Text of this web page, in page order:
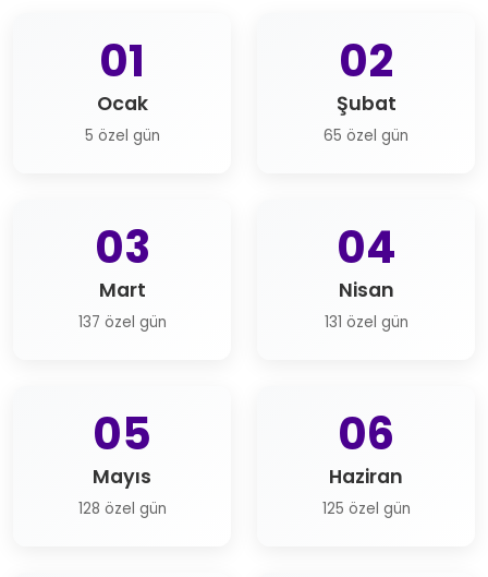
01
Ocak
5 özel gün
02
Şubat
65 özel gün
03
Mart
137 özel gün
04
Nisan
131 özel gün
05
Mayıs
128 özel gün
06
Haziran
125 özel gün